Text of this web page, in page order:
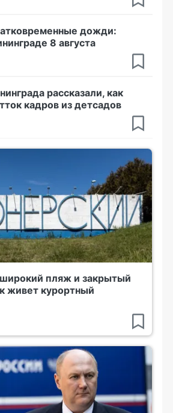
дожди:
8 августа
рассказали, как
кадров из детсадов
пляж и закрытый
живет курортный